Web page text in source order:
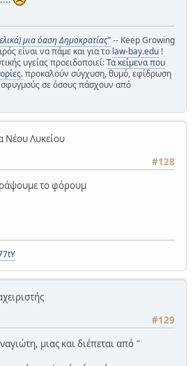
μια όαση Δημοκρατίας"-- Keep Growing
είναι να πάμε και για το law-bay.edu !
υγείας προειδοποιεί:Τα κείμενα που
προκαλούν σύγχυση, θυμό, εφίδρωση
σφυγμούς σε όσους πάσχουν από
Νέου Λυκείου
#128
το φόρουμ
#129
μιας και διέπεται από "